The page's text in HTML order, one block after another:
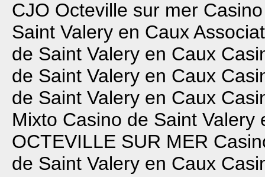
CJO Octeville sur mer
Saint Valery en Caux
de Saint Valery en Caux
de Saint Valery en Caux
de Saint Valery en Caux
Mixto Casino de Saint Valery
OCTEVILLE SUR MER
de Saint Valery en Caux